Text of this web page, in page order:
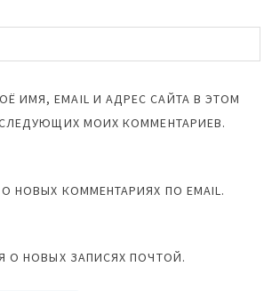
ИМЯ, EMAIL И АДРЕС САЙТА В ЭТОМ
МОИХ КОММЕНТАРИЕВ.
НОВЫХ КОММЕНТАРИЯХ ПО EMAIL.
О НОВЫХ ЗАПИСЯХ ПОЧТОЙ.